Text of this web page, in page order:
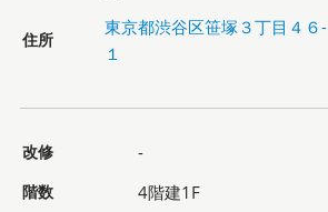
住所
東京都渋谷区笹塚３丁目４６-
１
改修 -
階数 4階建1F